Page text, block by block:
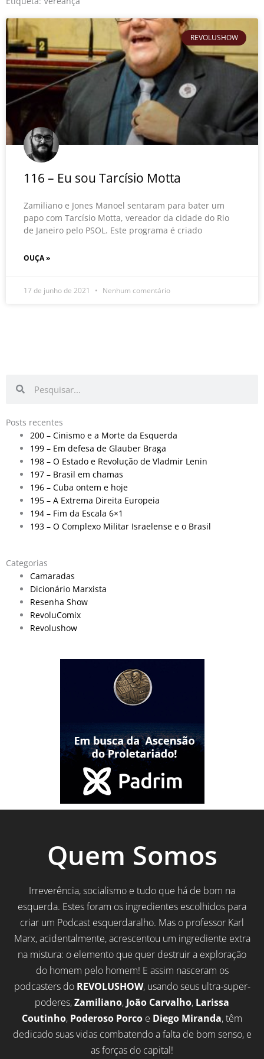
REVOLUSHOW
116 – Eu sou Tarcísio Motta
Zamiliano e Jones Manoel sentaram para bater um
papo com Tarcísio Motta, vereador da cidade do Rio
de Janeiro pelo PSOL. Este programa é criado
OUÇA »
17 de junho de 2021 Nenhum comentário
Posts recentes
200 – Cinismo e a Morte da Esquerda
199 – Em defesa de Glauber Braga
198 – O Estado e Revolução de Vladmir Lenin
197 – Brasil em chamas
196 – Cuba ontem e hoje
195 – A Extrema Direita Europeia
194 – Fim da Escala 6×1
193 – O Complexo Militar Israelense e o Brasil
Categorias
Camaradas
Dicionário Marxista
Resenha Show
RevoluComix
Revolushow
Quem Somos
Irreverência, socialismo e tudo que há de bom na
esquerda. Estes foram os ingredientes escolhidos para
criar um Podcast esquerdaralho. Mas o professor Karl
Marx, acidentalmente, acrescentou um ingrediente extra
na mistura: o elemento que quer destruir a exploração
do homem pelo homem! E assim nasceram os
podcasters do REVOLUSHOW, usando seus ultra-super-
poderes,Zamiliano, João Carvalho, Larissa
Coutinho, Poderoso Porco e Diego Miranda, têm
dedicado suas vidas combatendo a falta de bom senso, e
as forças do capital!